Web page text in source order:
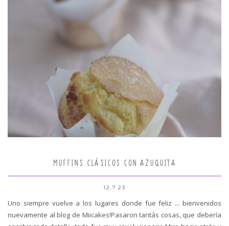
MUFFINS CLÁSICOS CON AZUQUITA
12.7.23
Uno siempre vuelve a los lugares donde fue feliz ... bienvenidos
nuevamente al blog de Miicakes!Pasaron tantás cosas, que debería